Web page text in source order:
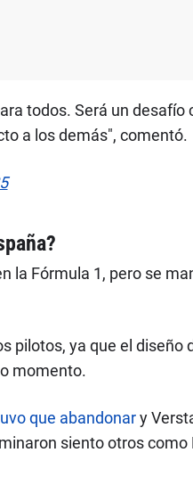
todos. Será un
a los demás", comentó.
la Fórmula 1, pero se
pilotos, ya que el diseño
momento.
que abandonary
siento otros como